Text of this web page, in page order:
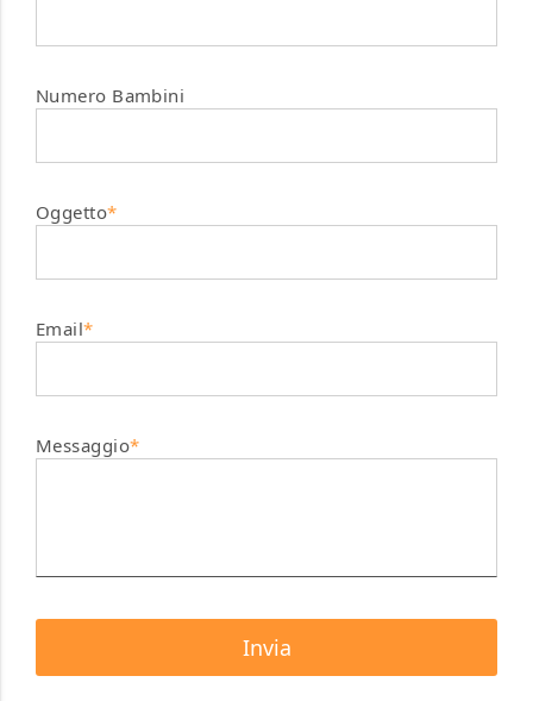
Numero Bambini
Oggetto*
Email*
Messaggio*